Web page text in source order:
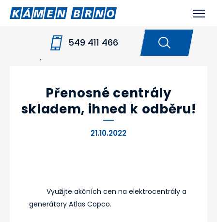
549 411 466
NOVINKY
PŘENOSNÉ CENTRÁLY
Přenosné centrály
skladem, ihned k odběru!
21.10.2022
Využijte akčních cen na elektrocentrály a
generátory Atlas Copco.